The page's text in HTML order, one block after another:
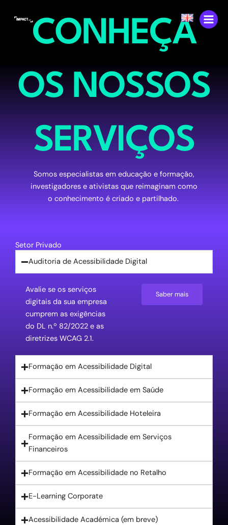
CONHEÇA
OS NOSSOS
SERVIÇOS
Somos especialistas em educação e formação,
investigadores e ativistas que reimaginam como
o conhecimento é criado e partilhado.
Setor Privado
Auditoria de Acessibilidade Digital​​
Avalie se os serviços
digitais da sua empresa
cumprem as exigências
do DL n.º 82/2022 e as
diretrizes WCAG 2.1.
Saber mais
Formação em Acessibilidade Digital
Formação em Acessibilidade em Saúde
Formação em Acessibilidade Hoteleira
Formação em Acessibilidade em Serviços
Financeiros
Formação em Acessibilidade no Retalho
E-Learning Corporate
Acessibilidade Académica​ (em breve)